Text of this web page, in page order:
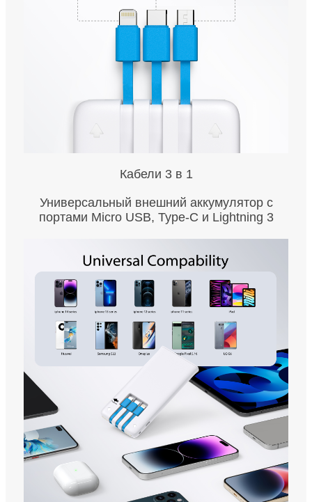
Кабели 3 в 1
Универсальный внешний аккумулятор с
портами Micro USB, Type-C и Lightning 3